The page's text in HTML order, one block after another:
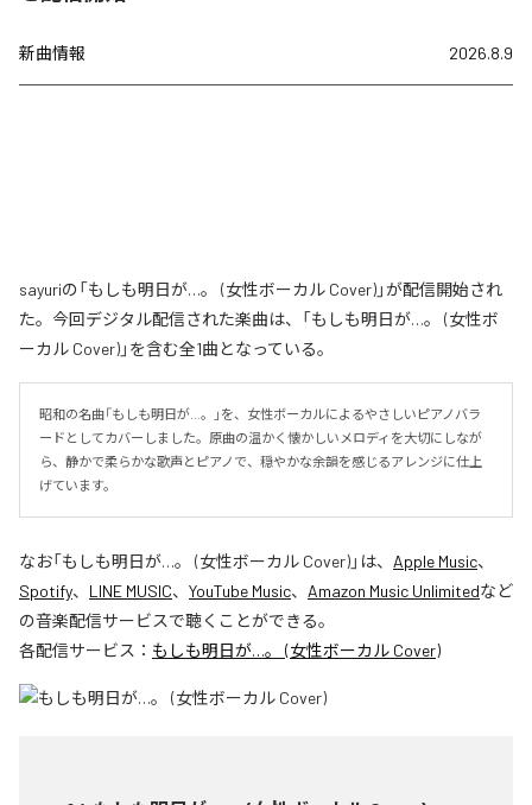
新曲情報 2026.8.9
sayuriの「もしも明日が…。 (女性ボーカル Cover)」が配信開始され
た。今回デジタル配信された楽曲は、「もしも明日が…。 (女性ボ
ーカル Cover)」を含む全1曲となっている。
昭和の名曲「もしも明日が…。」を、女性ボーカルによるやさしいピアノバラ
ードとしてカバーしました。原曲の温かく懐かしいメロディを大切にしなが
ら、静かで柔らかな歌声とピアノで、穏やかな余韻を感じるアレンジに仕上
げています。
なお「もしも明日が…。 (女性ボーカル Cover)」は、 Apple Music、
Spotify、 LINE MUSIC、 YouTube Music、 Amazon Music Unlimitedなど
の音楽配信サービスで聴くことができる。
各配信サービス： もしも明日が…。 (女性ボーカル Cover)